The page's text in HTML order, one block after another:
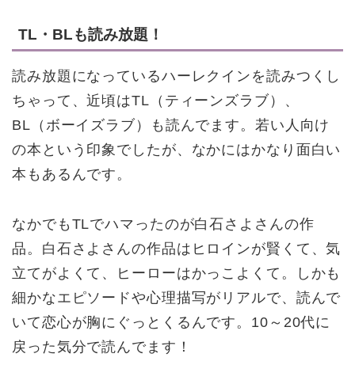
TL・BLも読み放題！
読み放題になっているハーレクインを読みつくし
ちゃって、近頃はTL（ティーンズラブ）、
BL（ボーイズラブ）も読んでます。若い人向け
の本という印象でしたが、なかにはかなり面白い
本もあるんです。
なかでもTLでハマったのが白石さよさんの作
品。白石さよさんの作品はヒロインが賢くて、気
立てがよくて、ヒーローはかっこよくて。しかも
細かなエピソードや心理描写がリアルで、読んで
いて恋心が胸にぐっとくるんです。10～20代に
戻った気分で読んでます！